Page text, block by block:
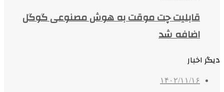
قابلیت چت موقت به هوش مصنوعی گوگل
اضافه شد
دیگر اخبار
۱۴۰۲/۱۱/۱۶